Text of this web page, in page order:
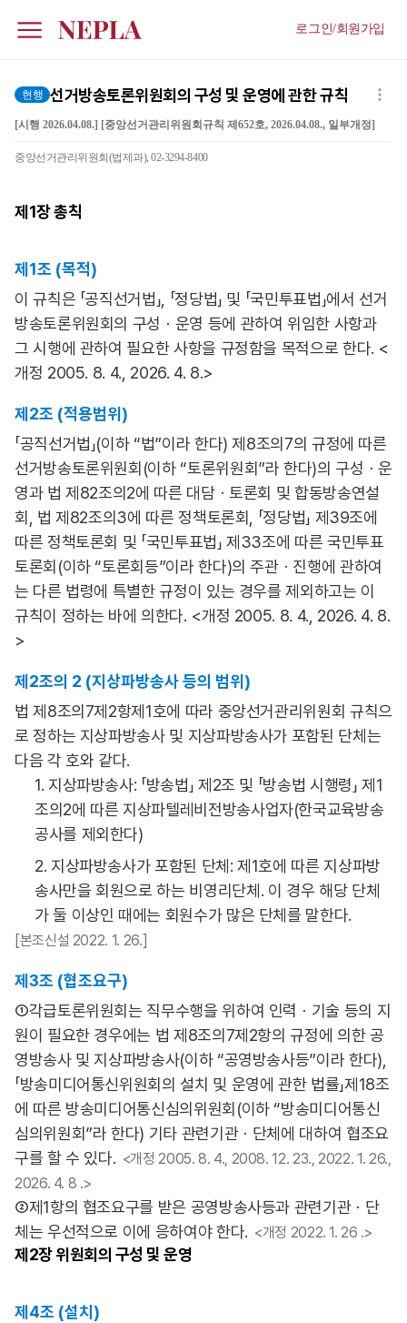
로그인/회원가입
현행 선거방송토론위원회의 구성 및 운영에 관한 규칙
[시행 2026.04.08.] [중앙선거관리위원회규칙 제652호, 2026.04.08., 일부개정]
중앙선거관리위원회(법제과), 02-3294-8400
제1장총칙
제1조 (목적)
이 규칙은 「공직선거법」, 「정당법」 및 「국민투표법」에서 선거
방송토론위원회의 구성ㆍ운영 등에 관하여 위임한 사항과
그 시행에 관하여 필요한 사항을 규정함을 목적으로 한다. <
개정 2005. 8. 4., 2026. 4. 8.>
제2조 (적용범위)
「공직선거법」(이하 “법”이라 한다) 제8조의7의 규정에 따른
선거방송토론위원회(이하 “토론위원회”라 한다)의 구성ㆍ운
영과 법 제82조의2에 따른 대담ㆍ토론회 및 합동방송연설
회, 법 제82조의3에 따른 정책토론회, 「정당법」 제39조에
따른 정책토론회 및 「국민투표법」 제33조에 따른 국민투표
토론회(이하 “토론회등”이라 한다)의 주관ㆍ진행에 관하여
는 다른 법령에 특별한 규정이 있는 경우를 제외하고는 이
규칙이 정하는 바에 의한다. <개정 2005. 8. 4., 2026. 4. 8.
>
제2조의 2 (지상파방송사 등의 범위)
법 제8조의7제2항제1호에 따라 중앙선거관리위원회 규칙으
로 정하는 지상파방송사 및 지상파방송사가 포함된 단체는
다음 각 호와 같다.
1. 지상파방송사: 「방송법」 제2조 및 「방송법 시행령」 제1
조의2에 따른 지상파텔레비전방송사업자(한국교육방송
공사를 제외한다)
2. 지상파방송사가 포함된 단체: 제1호에 따른 지상파방
송사만을 회원으로 하는 비영리단체. 이 경우 해당 단체
가 둘 이상인 때에는 회원수가 많은 단체를 말한다.
[본조신설 2022. 1. 26.]
제3조 (협조요구)
①각급토론위원회는 직무수행을 위하여 인력ㆍ기술 등의 지
원이 필요한 경우에는 법 제8조의7제2항의 규정에 의한 공
영방송사 및 지상파방송사(이하 “공영방송사등”이라 한다),
「방송미디어통신위원회의 설치 및 운영에 관한 법률」제18조
에 따른 방송미디어통신심의위원회(이하 “방송미디어통신
심의위원회”라 한다) 기타 관련기관ㆍ단체에 대하여 협조요
구를 할 수 있다. <개정 2005. 8. 4., 2008. 12. 23., 2022. 1. 26.,
2026. 4. 8 .>
②제1항의 협조요구를 받은 공영방송사등과 관련기관ㆍ단
체는 우선적으로 이에 응하여야 한다. <개정 2022. 1. 26 .>
제2장 위원회의 구성 및 운영
제4조 (설치)